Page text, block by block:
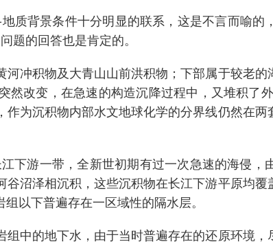
质背景条件十分明显的联系，这是不言而喻
题的回答也是肯定的。
冲积物及大青山山前洪积物；下部属于较老
然改变，在急速的构造沉降过程中，又堆积了
为沉积物内部水文地球化学的分界线仍然在
下游一带，全新世初期有过一次急速的海侵
沼泽相沉积，这些沉积物在长江下游平原均
以下普遍存在一区域性的隔水层。
中的地下水，由于当时普遍存在的还原环境